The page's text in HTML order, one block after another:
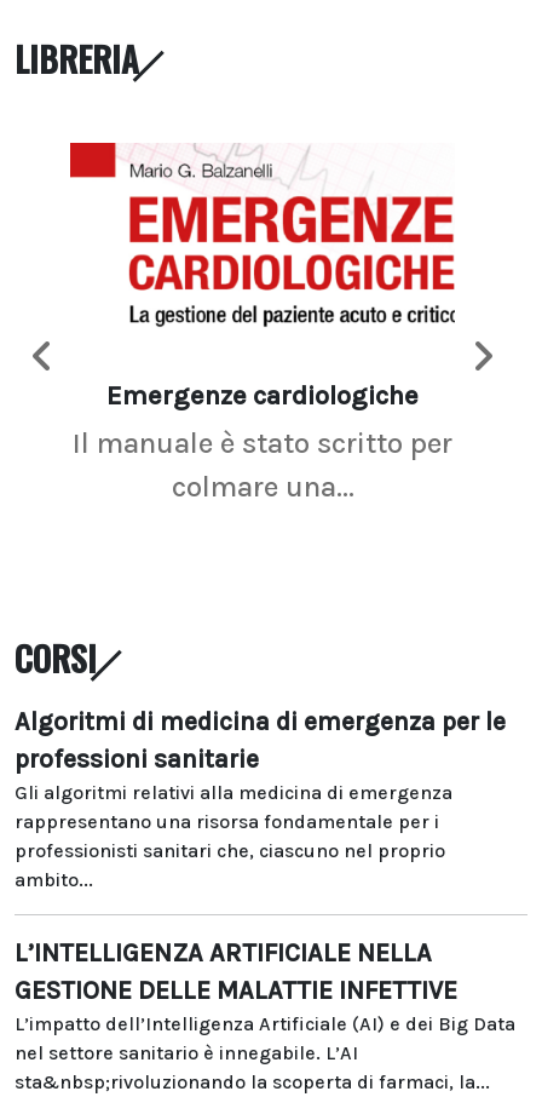
LIBRERIA
Emergenze cardiologiche
Il manuale è stato scritto per
colmare una...
CORSI
Algoritmi di medicina di emergenza per le
professioni sanitarie
Gli algoritmi relativi alla medicina di emergenza
rappresentano una risorsa fondamentale per i
professionisti sanitari che, ciascuno nel proprio
ambito...
L’INTELLIGENZA ARTIFICIALE NELLA
GESTIONE DELLE MALATTIE INFETTIVE
L’impatto dell’Intelligenza Artificiale (AI) e dei Big Data
nel settore sanitario è innegabile. L’AI
sta&nbsp;rivoluzionando la scoperta di farmaci, la...